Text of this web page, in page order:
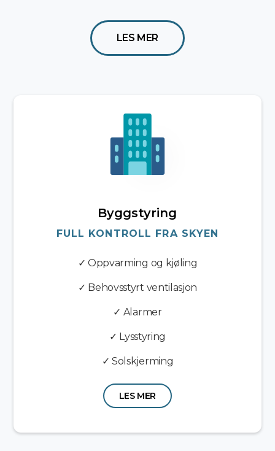
LES MER
Byggstyring
FULL KONTROLL FRA SKYEN
✓ Oppvarming og kjøling
✓ Behovsstyrt ventilasjon
✓ Alarmer
✓ Lysstyring
✓ Solskjerming
LES MER